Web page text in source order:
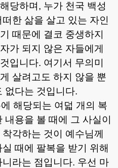
당하며 , 누가 천국 백성
한 삶을 살고 있는 자인
때문에 결코 중생하지
가 되지 않은 자들에게
입니다. 여기서 무의미
살려고도 하지 않을 뿐
없다는 것입니다.
해당되는 여덟 개의 복
용을 볼 때에 그 사실이
각하는 것이 예수님께
때에 팔복을 받기 위해
라는 점입니다. 우선 마